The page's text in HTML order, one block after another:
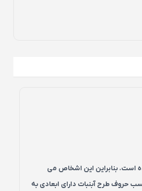
است. بنابراین این اشخاص می
حروف طرح آبنبات دارای ابعادی به